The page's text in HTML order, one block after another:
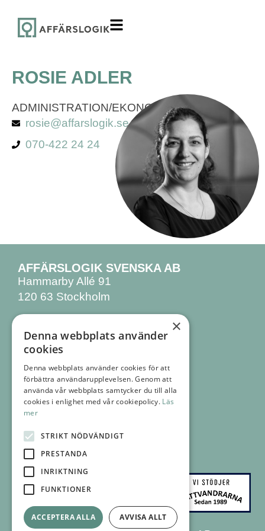
ROSIE ADLER
ADMINISTRATION/EKONOMI
rosie@affarslogik.se
070-422 24 24
AFFÄRSLOGIK SVENSKA AB
Hammarby Allé 91
120 63 Stockholm
KONTAKTA OSS
08 555 770 00
FÖLJ OSS
FACEBOOK
INSTAGRAM
LINKEDIN
NYHETSBREV
×
Denna webbplats använder
cookies
Denna webbplats använder cookies för att
förbättra användarupplevelsen. Genom att
använda vår webbplats samtycker du till alla
cookies i enlighet med vår cookiepolicy. Läs
mer
STRIKT NÖDVÄNDIGT
PRESTANDA
INRIKTNING
FUNKTIONER
ACCEPTERA ALLA AVVISA ALLT